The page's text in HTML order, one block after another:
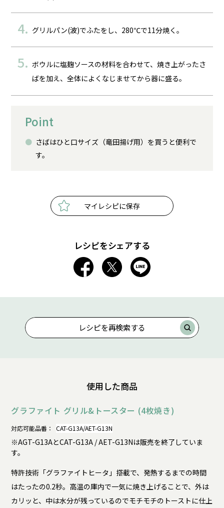
グリルパン(波)でふたをし、280℃で11分焼く。
ボウルに塩麹ソースの材料を合わせて、焼き上がったさ
ばを加え、全体によくなじませてから器に盛る。
Point
さばはひと口サイズ（竜田揚げ用）を買うと便利で
す。
マイレシピに保存
レシピをシェアする
レシピを再検索する
使用した商品
グラファイト グリル&トースター (4枚焼き)
対応可能品番： CAT-G13A/AET-G13N
※AGT-G13AとCAT-G13A / AET-G13Nは販売を終了していま
す。
特許技術「グラファイトヒータ」搭載で、発熱するまでの時間
はたったの0.2秒。高温の庫内で一気に焼き上げることで、外は
カリッと、中は水分が残っているのでモチモチのトーストに仕上